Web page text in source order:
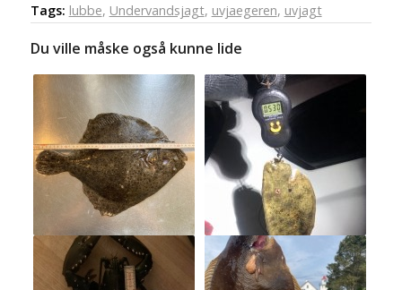
Tags: lubbe, Undervandsjagt, uvjaegeren, uvjagt
Du ville måske også kunne lide